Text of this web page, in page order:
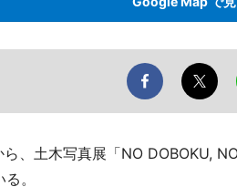
、土木写真展「NO DOBOKU,
。